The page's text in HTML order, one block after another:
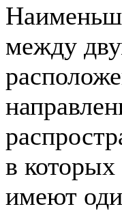
между
в которых
имеют